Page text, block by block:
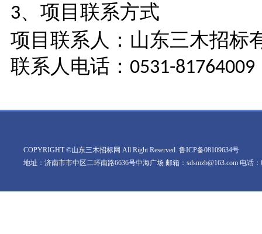
3、项目联系方式
项目联系人：山东三木招标
联系人电话： 0531-81764009
COPYRIGHT ©山东三木招标网 All Right Reserved. 鲁ICP备08109634号
地址：济南市市中区二环南路6636号中海广场 邮箱：sdsmzb@163.com 电话：